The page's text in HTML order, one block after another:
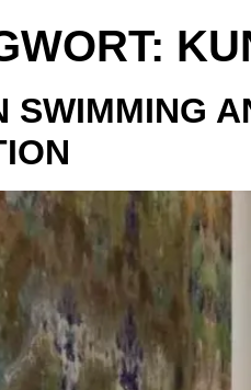
SWIMMING